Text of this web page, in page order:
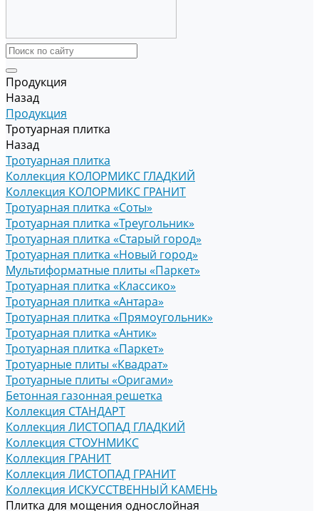
Продукция
Назад
Продукция
Тротуарная плитка
Назад
Тротуарная плитка
Коллекция КОЛОРМИКС ГЛАДКИЙ
Коллекция КОЛОРМИКС ГРАНИТ
Тротуарная плитка «Соты»
Тротуарная плитка «Треугольник»
Тротуарная плитка «Старый город»
Тротуарная плитка «Новый город»
Мультиформатные плиты «Паркет»
Тротуарная плитка «Классико»
Тротуарная плитка «Антара»
Тротуарная плитка «Прямоугольник»
Тротуарная плитка «Антик»
Тротуарная плитка «Паркет»
Тротуарные плиты «Квадрат»
Тротуарные плиты «Оригами»
Бетонная газонная решетка
Коллекция СТАНДАРТ
Коллекция ЛИСТОПАД ГЛАДКИЙ
Коллекция СТОУНМИКС
Коллекция ГРАНИТ
Коллекция ЛИСТОПАД ГРАНИТ
Коллекция ИСКУССТВЕННЫЙ КАМЕНЬ
Плитка для мощения однослойная